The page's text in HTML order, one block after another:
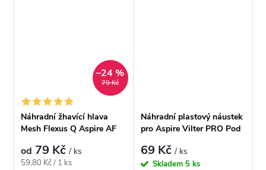
79 Kč
–24 %
Náhradní žhavící hlava
Mesh Flexus Q Aspire AF
od 79 Kč/ ks
Měrná
59,80 Kč / 1 ks
Náhradní plastový náustek
pro Aspire Vilter PRO Pod
69 Kč/ ks
Skladem 5 ks